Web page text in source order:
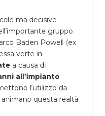
ma decisive
gruppo
Baden Powell (ex
verte in
a causa di
all’impianto
l’utilizzo da
questa realtà